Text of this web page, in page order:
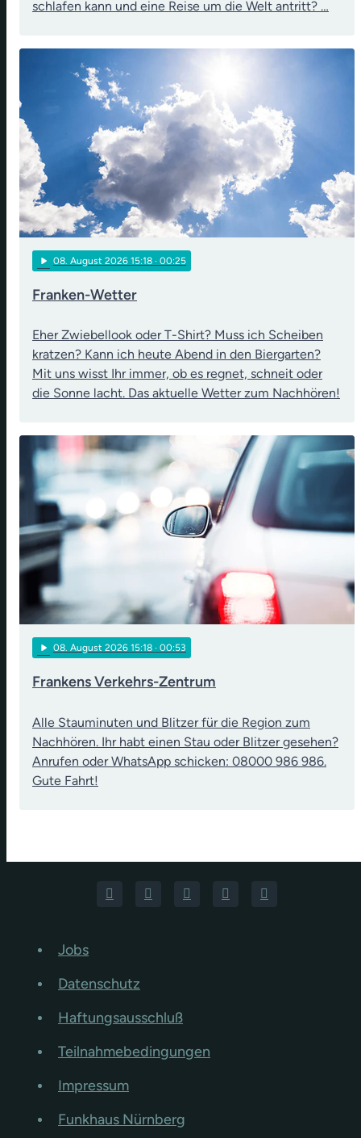
schlafen kann und eine Reise um die Welt antritt? …
play_arrow 08. August 2026 15:18 · 00:25
Franken-Wetter
Eher Zwiebellook oder T-Shirt? Muss ich Scheiben
kratzen? Kann ich heute Abend in den Biergarten?
Mit uns wisst Ihr immer, ob es regnet, schneit oder
die Sonne lacht. Das aktuelle Wetter zum Nachhören!
play_arrow 08. August 2026 15:18 · 00:53
Frankens Verkehrs-Zentrum
Alle Stauminuten und Blitzer für die Region zum
Nachhören. Ihr habt einen Stau oder Blitzer gesehen?
Anrufen oder WhatsApp schicken: 08000 986 986.
Gute Fahrt!
Jobs
Datenschutz
Haftungsausschluß
Teilnahmebedingungen
Impressum
Funkhaus Nürnberg